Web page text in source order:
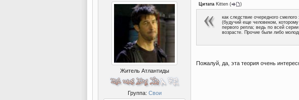
Житель Атлантиды
Группа: Свои
Цитата Kitten ( )
как следствие очередного
(будучий еще человеком,
первого репла; ведь по всей
возрасте. Прочие были либо
Пожалуй, да, эта теория очень